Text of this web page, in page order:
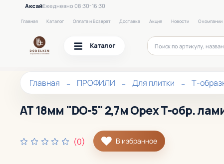
АксайЕжедневно 08:30-16:30
Главная Каталог Оплата и Возврат Доставка Акция Новости О компании
Каталог
Главная ПРОФИЛИ Для плитки Т-
АТ 18мм "DO-5" 2,7м Орех Т-обр.
(0) В избранное